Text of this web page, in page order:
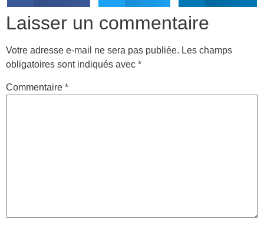
Laisser un commentaire
Votre adresse e-mail ne sera pas publiée. Les champs
obligatoires sont indiqués avec *
Commentaire *